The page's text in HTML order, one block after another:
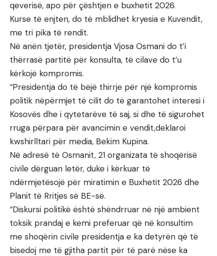
qeverisë, apo për çështjen e buxhetit 2026.
Kurse të enjten, do të mblidhet kryesia e Kuvendit,
me tri pika të rendit.
Në anën tjetër, presidentja Vjosa Osmani do t’i
thërrasë partitë për konsulta, të cilave do t’u
kërkojë kompromis.
“Presidentja do të bëjë thirrje për një kompromis
politik nëpërmjet të cilit do të garantohet interesi i
Kosovës dhe i qytetarëve të saj, si dhe të sigurohet
rruga përpara për avancimin e vendit,deklaroi
kwshirlltari për media, Bekim Kupina.
Në adresë të Osmanit, 21 organizata të shoqërisë
civile dërguan letër, duke i kërkuar të
ndërmjetësojë për miratimin e Buxhetit 2026 dhe
Planit të Rritjes së BE-së.
“Diskursi politikë është shëndrruar në një ambient
toksik prandaj e kemi preferuar që në konsultim
me shoqërin civile presidentja e ka detyrën që të
bisedoj me të gjitha partit për të parë nëse ka